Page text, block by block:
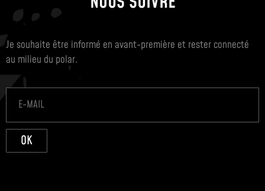
Je souhaite être informé en avant-première et rester connecté
au milieu du polar.
OK